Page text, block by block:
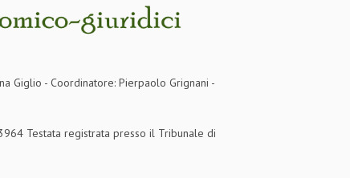
Giglio - Coordinatore: Pierpaolo Grignani -
Testata registrata presso il Tribunale di